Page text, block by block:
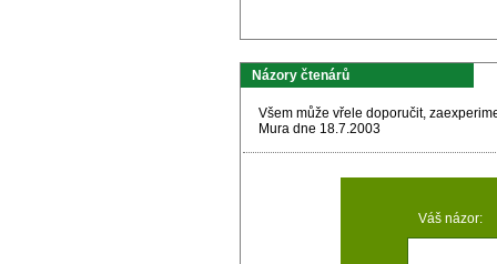
Názory čtenárů
Všem může vřele doporučit,
Mura dne 18.7.2003
Váš názor: